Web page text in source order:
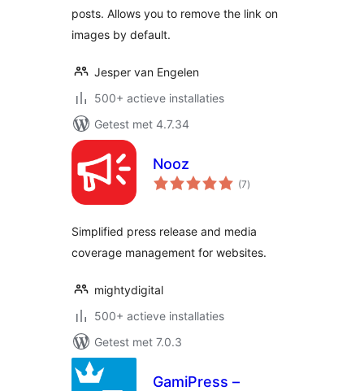
posts. Allows you to remove the link on
images by default.
Jesper van Engelen
500+ actieve installaties
Getest met 4.7.34
Nooz
(7totaal
waarderingen
)
Simplified press release and media
coverage management for websites.
mightydigital
500+ actieve installaties
Getest met 7.0.3
GamiPress –